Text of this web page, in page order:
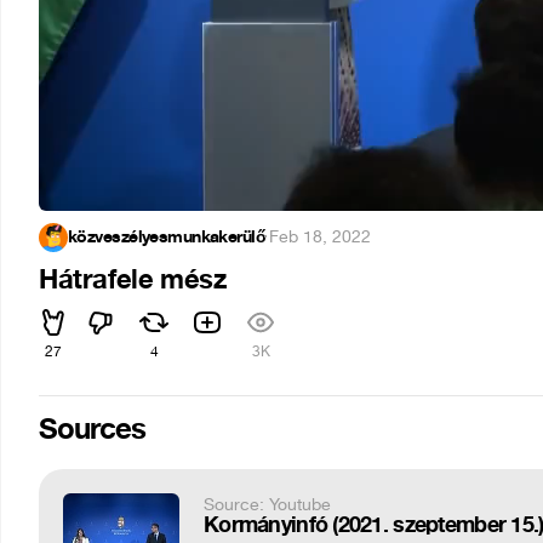
közveszélyesmunkakerülő·Feb 18, 2022
Hátrafele mész
27 4 3K
Sources
Source: Youtube
Kormányinfó (2021. szeptember 15.)